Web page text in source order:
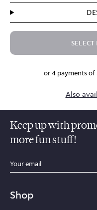
or 4 payments of
Also
Keep up with
more fun stuff!
Shop